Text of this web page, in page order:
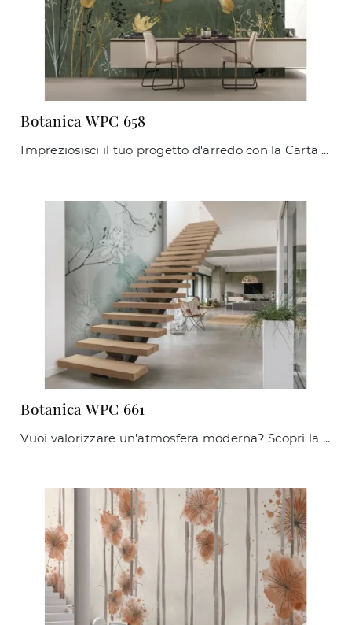
Botanica WPC 658
Impreziosisci il tuo progetto d'arredo con la Carta da parati vinilica: se desideri una soluzione moderna, Botanica WPC 658 fa al caso tuo.
Botanica WPC 661
Vuoi valorizzare un'atmosfera moderna? Scopri la Carta da parati vinilica di Caos Creativo by Rossi&Co: il modello Botanica WPC 661 ti attende!